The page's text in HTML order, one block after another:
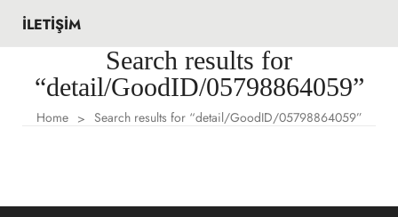
İLETIŞIM
Search results for
“detail/GoodID/05798864059”
Home > Search results for “detail/GoodID/05798864059”